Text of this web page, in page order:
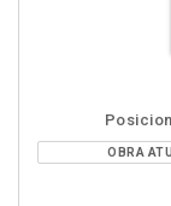
OBRA